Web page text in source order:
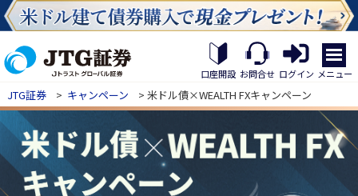
口座開設 お問合せ ログイン
繝｡
繝
Η
繝
ｼ
メニュー
JTG証券 > キャンペーン > 米ドル債×WEALTH FXキャンペーン